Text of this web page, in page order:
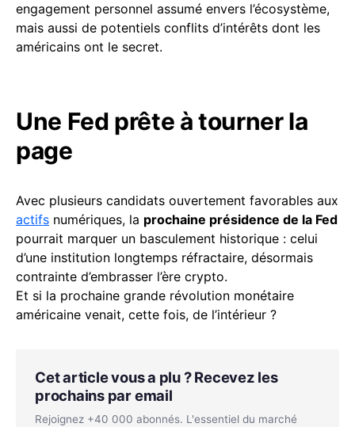
engagement personnel assumé envers l’écosystème,
mais aussi de potentiels conflits d’intérêts dont les
américains ont le secret.
Une Fed prête à tourner la
page
Avec plusieurs candidats ouvertement favorables aux
actifs numériques, la prochaine présidence de la Fed
pourrait marquer un basculement historique : celui
d’une institution longtemps réfractaire, désormais
contrainte d’embrasser l’ère crypto.
Et si la prochaine grande révolution monétaire
américaine venait, cette fois, de l’intérieur ?
Cet article vous a plu ? Recevez les
prochains par email
Rejoignez +40 000 abonnés. L'essentiel du marché